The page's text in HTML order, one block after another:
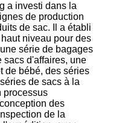
a investi dans la
de production
de sac. Il a établi
niveau pour des
série de bagages
sacs d'affaires, une
de bébé, des séries
de sacs à la
processus
des
de la